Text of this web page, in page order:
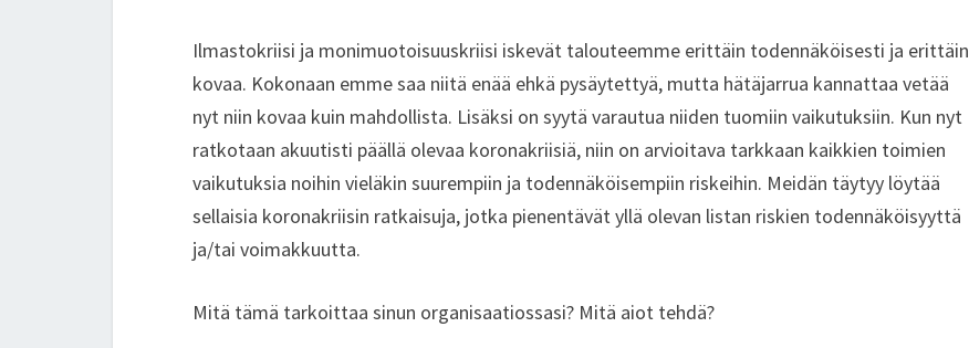
Ilmastokriisi ja monimuotoisuuskriisi iskevät talouteemme erittäin todennäköisesti ja erittäin
kovaa. Kokonaan emme saa niitä enää ehkä pysäytettyä, mutta hätäjarrua kannattaa vetää
nyt niin kovaa kuin mahdollista. Lisäksi on syytä varautua niiden tuomiin vaikutuksiin. Kun nyt
ratkotaan akuutisti päällä olevaa koronakriisiä, niin on arvioitava tarkkaan kaikkien toimien
vaikutuksia noihin vieläkin suurempiin ja todennäköisempiin riskeihin. Meidän täytyy löytää
sellaisia koronakriisin ratkaisuja, jotka pienentävät yllä olevan listan riskien todennäköisyyttä
ja/tai voimakkuutta.
Mitä tämä tarkoittaa sinun organisaatiossasi? Mitä aiot tehdä?